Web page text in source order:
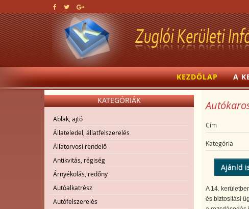
KEZDŐLAP A
KATEGÓRIÁK
Ablak, ajtó
Állateledel, állatfelszerelés
Állatorvosi rendelő
Antikvitás, régiség
Árnyékolás, redőny
Autóalkatrész
Autófelszerelés
Cím
Kategória
Ajánld
A 14.
és biztosítási